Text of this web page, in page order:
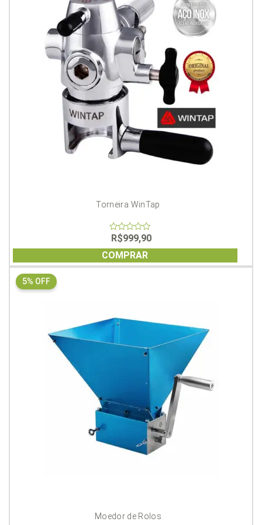
Torneira WinTap
0
out
of
5
R$999,90
COMPRAR
5% OFF
Moedor de Rolos